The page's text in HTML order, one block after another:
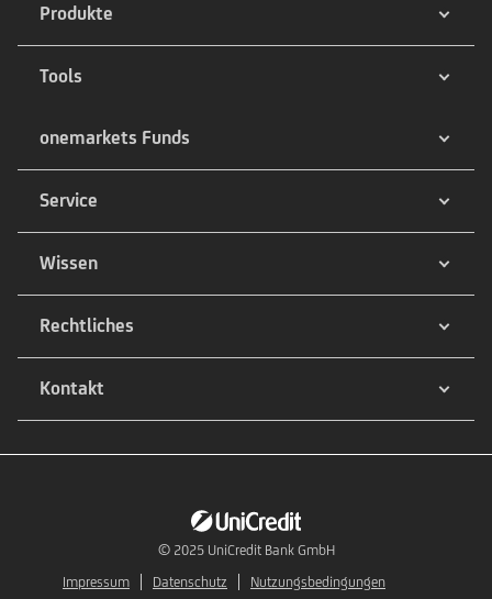
Produkte
Tools
onemarkets Funds
Service
Wissen
Rechtliches
Kontakt
© 2025 UniCredit Bank GmbH
Impressum
Datenschutz Nutzungsbedingungen